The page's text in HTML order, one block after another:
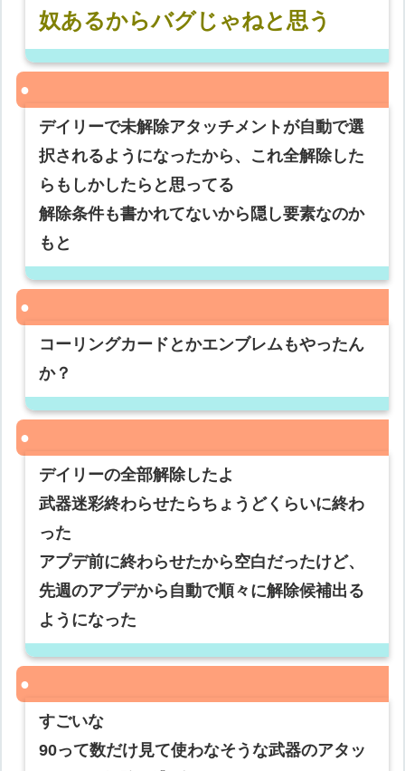
奴あるからバグじゃねと思う
デイリーで未解除アタッチメントが自動で選
択されるようになったから、これ全解除した
らもしかしたらと思ってる
解除条件も書かれてないから隠し要素なのか
もと
コーリングカードとかエンブレムもやったん
か？
デイリーの全部解除したよ
武器迷彩終わらせたらちょうどくらいに終わ
った
アプデ前に終わらせたから空白だったけど、
先週のアプデから自動で順々に解除候補出る
ようになった
すごいな
90って数だけ見て使わなそうな武器のアタッ